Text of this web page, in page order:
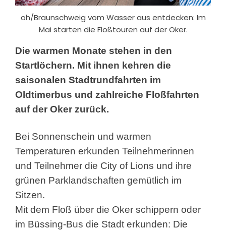
oh/Braunschweig vom Wasser aus entdecken: Im
Mai starten die Floßtouren auf der Oker.
Die warmen Monate stehen in den
Startlöchern. Mit ihnen kehren die
saisonalen Stadtrundfahrten im
Oldtimerbus und zahlreiche Floßfahrten
auf der Oker zurück.
Bei Sonnenschein und warmen
Temperaturen erkunden Teilnehmerinnen
und Teilnehmer die City of Lions und ihre
grünen Parklandschaften gemütlich im
Sitzen.
Mit dem Floß über die Oker schippern oder
im Büssing-Bus die Stadt erkunden: Die